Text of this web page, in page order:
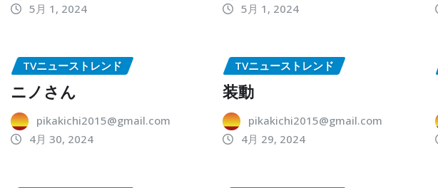
5月 1, 2024
5月 1, 2024
TVニューストレンド
ニノさん
pikakichi2015@gmail.com
4月 30, 2024
TVニューストレンド
装動
pikakichi2015@gmail.com
4月 29, 2024